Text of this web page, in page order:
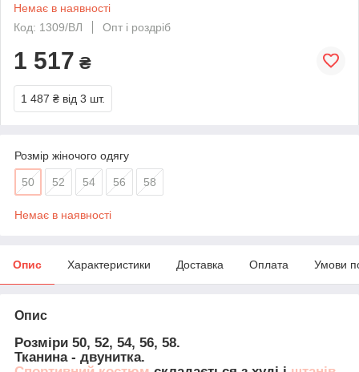
Немає в наявності
Код: 1309/ВЛ
Опт і роздріб
1 517 ₴
1 487 ₴ від 3 шт.
Розмір жіночого одягу
50 52 54 56 58
Немає в наявності
Опис Характеристики Доставка Оплата Умови
Опис
Розміри 50, 52, 54, 56, 58.
Тканина - двунитка.